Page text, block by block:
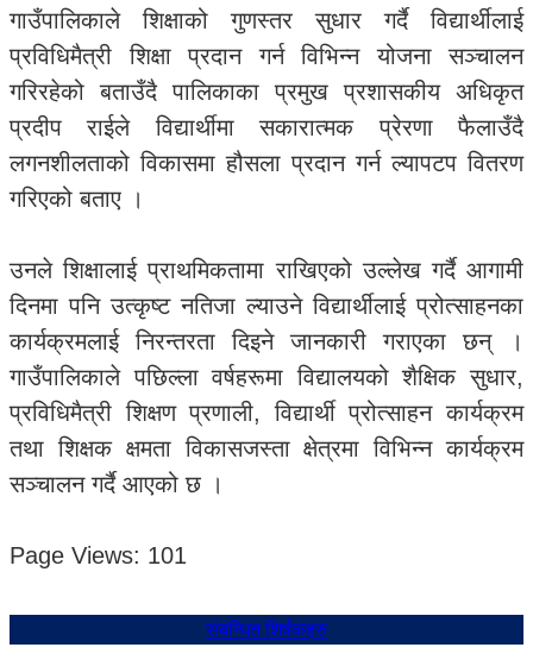
गाउँपालिकाले शिक्षाको गुणस्तर सुधार गर्दै विद्यार्थीलाई
प्रविधिमैत्री शिक्षा प्रदान गर्न विभिन्न योजना सञ्चालन
गरिरहेको बताउँदै पालिकाका प्रमुख प्रशासकीय अधिकृत
प्रदीप राईले विद्यार्थीमा सकारात्मक प्रेरणा फैलाउँदै
लगनशीलताको विकासमा हौसला प्रदान गर्न ल्यापटप वितरण
गरिएको बताए ।
उनले शिक्षालाई प्राथमिकतामा राखिएको उल्लेख गर्दै आगामी
दिनमा पनि उत्कृष्ट नतिजा ल्याउने विद्यार्थीलाई प्रोत्साहनका
कार्यक्रमलाई निरन्तरता दिइने जानकारी गराएका छन् ।
गाउँपालिकाले पछिल्ला वर्षहरूमा विद्यालयको शैक्षिक सुधार,
प्रविधिमैत्री शिक्षण प्रणाली, विद्यार्थी प्रोत्साहन कार्यक्रम
तथा शिक्षक क्षमता विकासजस्ता क्षेत्रमा विभिन्न कार्यक्रम
सञ्चालन गर्दै आएको छ ।
Page Views: 101
संबन्धित शिर्षकहरु